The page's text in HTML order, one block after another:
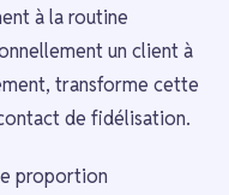
à la routine
un client à
transforme cette
de fidélisation.
proportion